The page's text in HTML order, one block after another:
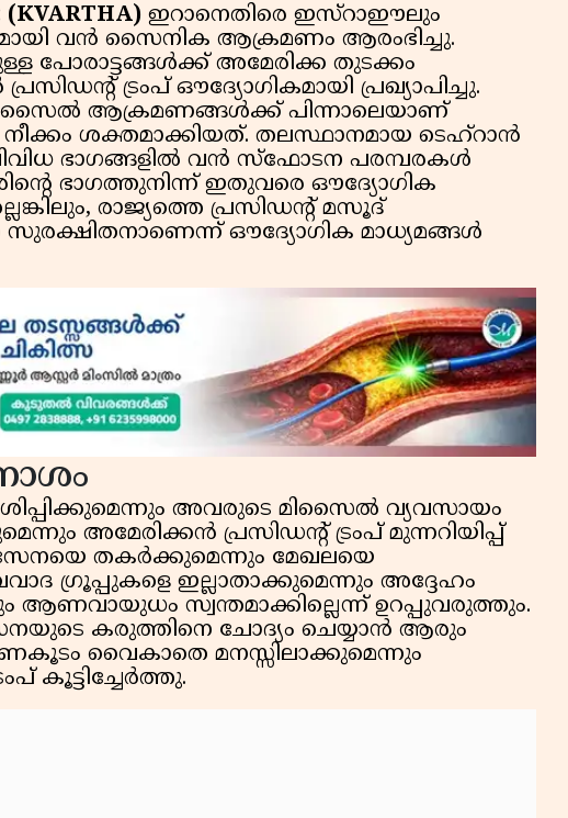
ഇറാനെതിരെ ഇസ്റാഈലും
വൻ സൈനിക ആക്രമണം ആരംഭിച്ചു.
പോരാട്ടങ്ങൾക്ക് അമേരിക്ക തുടക്കം
ട്രംപ് ഔദ്യോഗികമായി പ്രഖ്യാപിച്ചു.
ആക്രമണങ്ങൾക്ക് പിന്നാലെയാണ്
ശക്തമാക്കിയത്. തലസ്ഥാനമായ ടെഹ്റാൻ
വിവിധ ഭാഗങ്ങളിൽ വൻ സ്ഫോടന പരമ്പരകൾ
ഭാഗത്തുനിന്ന് ഇതുവരെ ഔദ്യോഗിക
രാജ്യത്തെ പ്രസിഡന്റ് മസൂദ്
ഔദ്യോഗിക മാധ്യമങ്ങൾ
അവരുടെ മിസൈൽ വ്യവസായം
അമേരിക്കൻ പ്രസിഡൻ്റ് ട്രംപ് മുന്നറിയിപ്പ്
തകർക്കുമെന്നും മേഖലയെ
ഗ്രൂപ്പുകളെ ഇല്ലാതാക്കുമെന്നും അദ്ദേഹം
ആണവായുധം സ്വന്തമാക്കില്ലെന്ന് ഉറപ്പുവരുത്തും.
കരുത്തിനെ ചോദ്യം ചെയ്യാൻ ആരും
വൈകാതെ മനസ്സിലാക്കുമെന്നും
കൂട്ടിച്ചേർത്തു.